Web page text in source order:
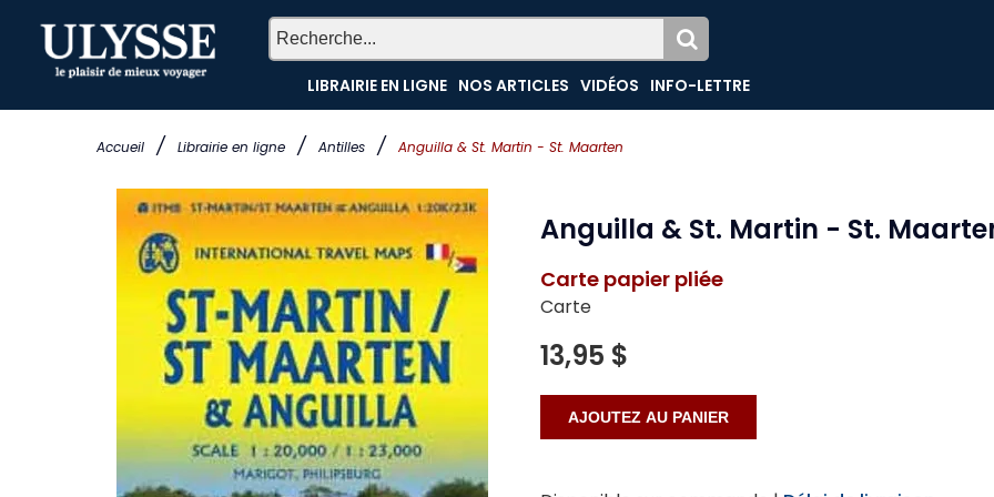
Accueil / Librairie en ligne / Antilles / Anguilla & St. Martin - St. Maarten
LIBRAIRIE EN LIGNE NOS ARTICLES VIDÉOS INFO-LETTRE
Anguilla & St. Martin - St.
Carte papier pliée
Carte
13,95 $